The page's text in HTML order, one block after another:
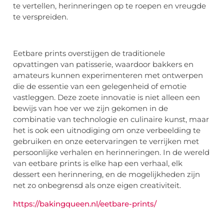
te vertellen, herinneringen op te roepen en vreugde
te verspreiden.
Eetbare prints overstijgen de traditionele
opvattingen van patisserie, waardoor bakkers en
amateurs kunnen experimenteren met ontwerpen
die de essentie van een gelegenheid of emotie
vastleggen. Deze zoete innovatie is niet alleen een
bewijs van hoe ver we zijn gekomen in de
combinatie van technologie en culinaire kunst, maar
het is ook een uitnodiging om onze verbeelding te
gebruiken en onze eetervaringen te verrijken met
persoonlijke verhalen en herinneringen. In de wereld
van eetbare prints is elke hap een verhaal, elk
dessert een herinnering, en de mogelijkheden zijn
net zo onbegrensd als onze eigen creativiteit.
https://bakingqueen.nl/eetbare-prints/